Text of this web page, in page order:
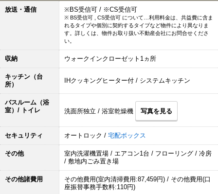
放送・通信 ※BS受信可 / ※CS受信可
※ BS受信可 , CS受信可 について…利用料金は、共益費に含ま
れるタイプや個別に契約するタイプなど物件により異なりま
す。詳しくは、物件お取り扱い不動産会社にお問合せくださ
い。
収納 ウォークインクローゼット1ヵ所
キッチン（台
所）
IHクッキングヒーター付 / システムキッチン
バスルーム（浴
室）/ トイレ
洗面所独立 / 浴室乾燥機 写真を見る
セキュリティ オートロック / 宅配ボックス
その他
室内洗濯機置場 / エアコン1台 / フローリング / 冷房
/ 敷地内ごみ置き場
その他諸費用
その他費用(室内清掃費用:87,459円) / その他費用(口
座振替事務手数料:110円)